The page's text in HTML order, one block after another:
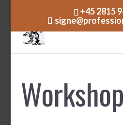
+45 2815
Workshop